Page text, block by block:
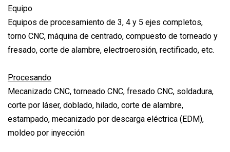
Equipo
Equipos de procesamiento de 3, 4 y 5 ejes completos,
torno CNC, máquina de centrado, compuesto de torneado y
fresado, corte de alambre, electroerosión, rectificado, etc.
Procesando
Mecanizado CNC, torneado CNC, fresado CNC, soldadura,
corte por láser, doblado, hilado, corte de alambre,
estampado, mecanizado por descarga eléctrica (EDM),
moldeo por inyección